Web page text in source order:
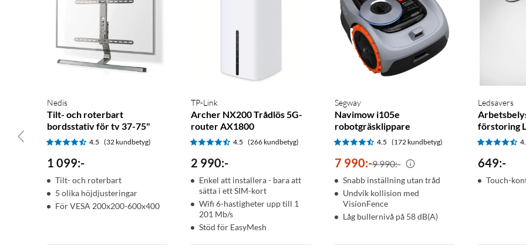
inklusive gång, löpning, cykling, simning i bassäng, aktiviteter för rullstolsanvändare och mycket mer.
Få en översikt över sömn, återhämtning, kalenderhändelser, HRV-status och mer i din smartwatch så fort du vaknar. Du kan även
anpassa rapporten så att den visar vad du vill se.
Smartklocka Smartwatch Träningsklocka Sportklocka Aktivitetsklocka Aktivitetsmätare GPS-klocka
Pulsklocka Pulsmätare Sömnmätare Sömntracker Syremätare Syremättnadsmätare
Nedis
Tilt- och roterbart
bordsstativ för tv 37-75"
4.5 (32 kundbetyg)
1 099:-
Tilt- och roterbart
5 olika höjdjusteringar
För VESA 200x200-600x400
TP-Link
Archer NX200 Trådlös 5G-
router AX1800
4.5 (266 kundbetyg)
2 990:-
Enkel att installera - bara att
sätta i ett SIM-kort
Wifi 6-hastigheter upp till 1
201 Mb/s
Stöd för EasyMesh
Segway
Navimow i105e
robotgräsklippare
4.5 (172 kundbetyg)
7 990:-9 990:-
Snabb inställning utan tråd
Undvik kollision med
VisionFence
Låg bullernivå på 58 dB(A)
Ledsavers
förstoring
649:-
Touch-